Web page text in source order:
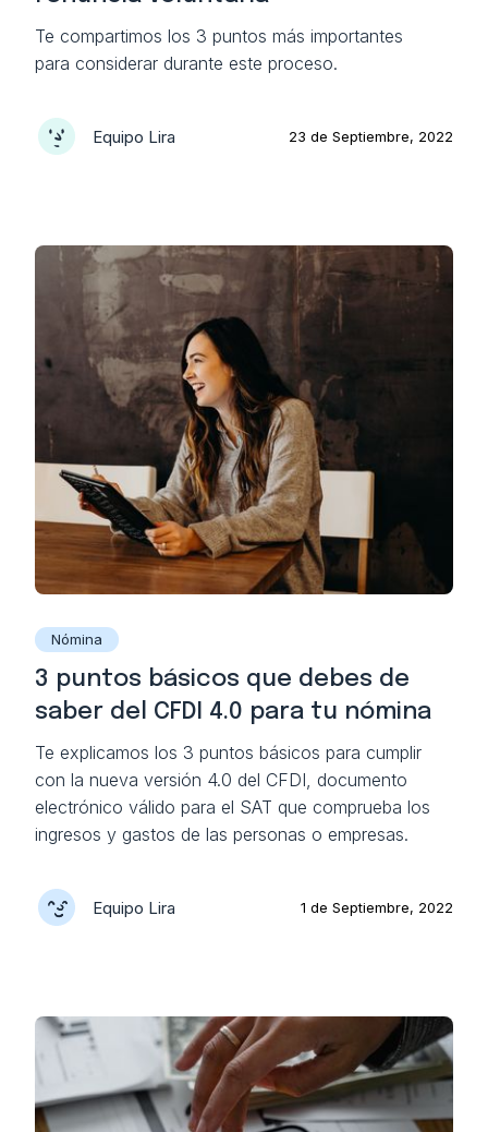
Te compartimos los 3 puntos más importantes
para considerar durante este proceso.
Equipo Lira 23 de Septiembre, 2022
Nómina
3 puntos básicos que debes de
saber del CFDI 4.0 para tu nómina
Te explicamos los 3 puntos básicos para cumplir
con la nueva versión 4.0 del CFDI, documento
electrónico válido para el SAT que comprueba los
ingresos y gastos de las personas o empresas.
Equipo Lira 1 de Septiembre, 2022